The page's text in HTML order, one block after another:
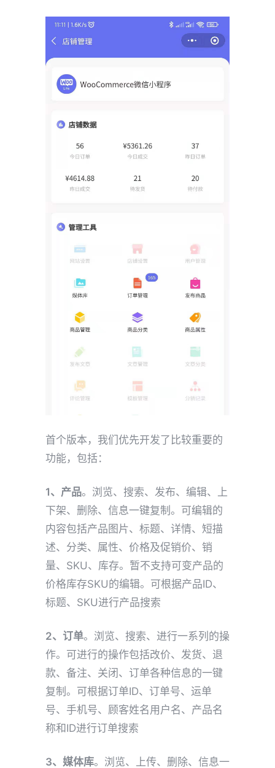
首个版本，我们优先开发了比较重要的
功能，包括：
1、产品。浏览、搜索、发布、编辑、上
下架、删除、信息一键复制。可编辑的
内容包括产品图片、标题、详情、短描
述、分类、属性、价格及促销价、销
量、SKU、库存。暂不支持可变产品的
价格库存SKU的编辑。可根据产品ID、
标题、SKU进行产品搜索
2、订单。浏览、搜索、进行一系列的操
作。可进行的操作包括改价、发货、退
款、备注、关闭、订单各种信息的一键
复制。可根据订单ID、订单号、运单
号、手机号、顾客姓名用户名、产品名
称和ID进行订单搜索
3、媒体库。浏览、上传、删除、信息一